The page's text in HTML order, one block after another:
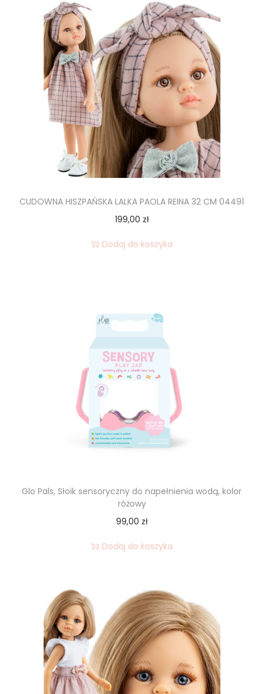
CUDOWNA HISZPAŃSKA LALKA PAOLA REINA 32 CM 04491
199,00 zł
Dodaj do koszyka
Glo Pals, Słoik sensoryczny do napełnienia wodą, kolor
różowy
99,00 zł
Dodaj do koszyka